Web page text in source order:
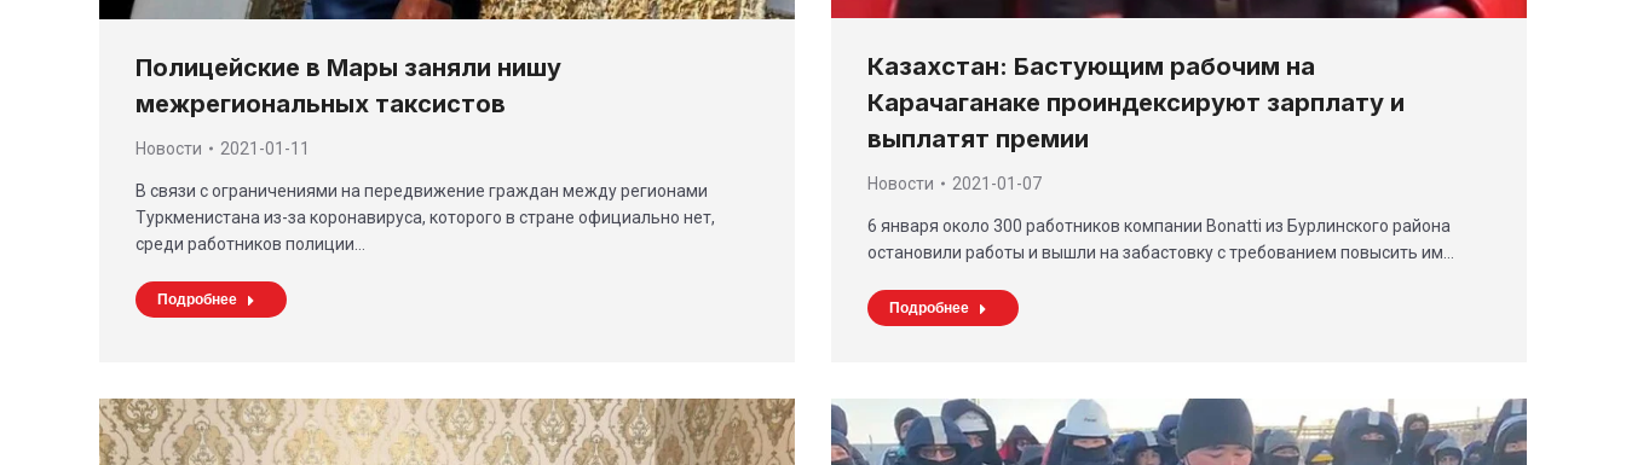
Полицейские в Мары заняли нишу
межрегиональных таксистов
Новости 2021-01-11
В связи с ограничениями на передвижение граждан между регионами
Туркменистана из-за коронавируса, которого в стране официально нет,
среди работников полиции…
Подробнее
Казахстан: Бастующим рабочим на
Карачаганаке проиндексируют зарплату и
выплатят премии
Новости 2021-01-07
6 января около 300 работников компании Bonatti из Бурлинского района
остановили работы и вышли на забастовку с требованием повысить им…
Подробнее